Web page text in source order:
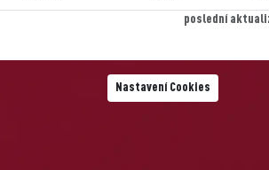
poslední
Nastavení Cookies